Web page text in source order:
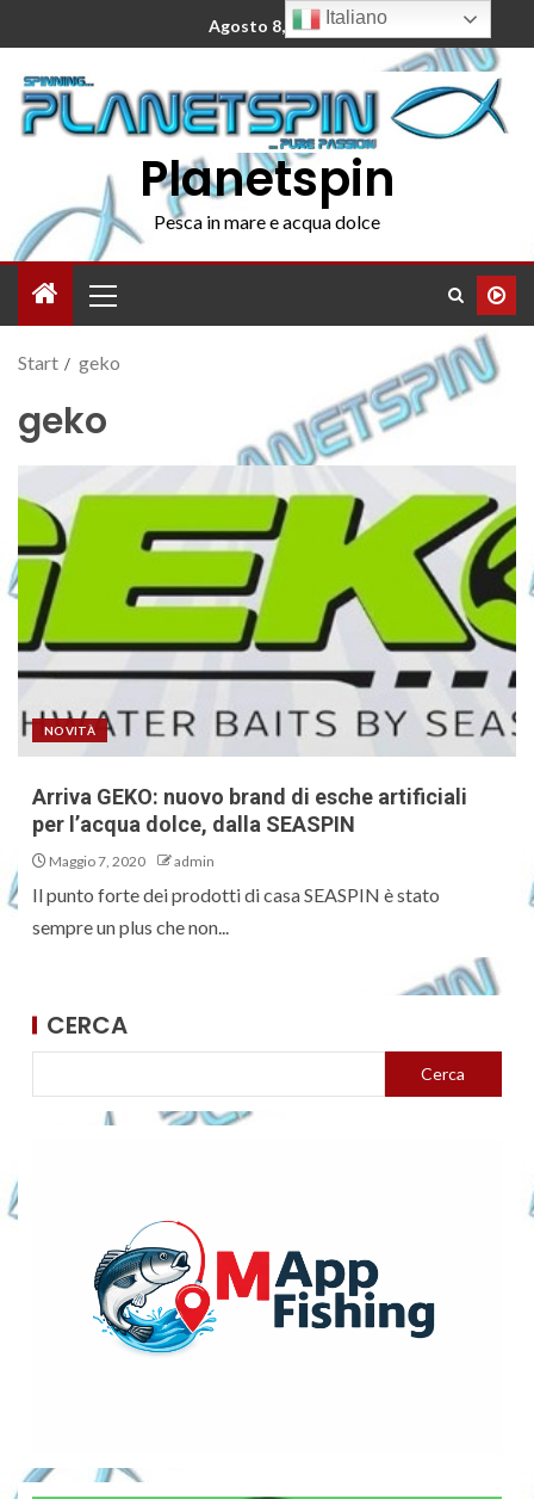
Agosto 8, 2026
Planetspin
Pesca in mare e acqua dolce
Start geko
geko
NOVITÀ
Arriva GEKO: nuovo brand di esche artificiali
per l’acqua dolce, dalla SEASPIN
Maggio 7, 2020 admin
Il punto forte dei prodotti di casa SEASPIN è stato
sempre un plus che non...
CERCA
Cerca
Italiano